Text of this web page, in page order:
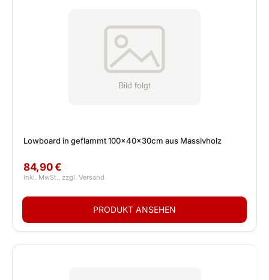
Lowboard in geflammt 100x40x30cm aus Massivholz
84,90 €